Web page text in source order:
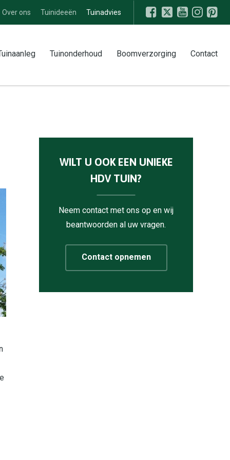
Over ons Tuinideeën Tuinadvies
Tuinonderhoud Boomverzorging Contact
WILT U OOK EEN UNIEKE
HDV TUIN?
Neem contact met ons op en wij
beantwoorden al uw vragen.
Contact opnemen